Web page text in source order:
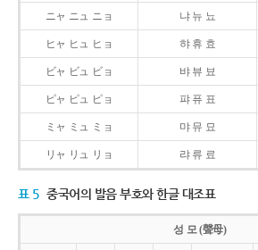
ニャ ニュ ニョ 냐 뉴 뇨
ヒャ ヒュ ヒョ 햐 휴 효
ビャ ビュ ビョ 뱌 뷰 뵤
ピャ ピュ ピョ 퍄 퓨 표
ミャ ミュ ミョ 먀 뮤 묘
リャ リュ リョ 랴 류 료
표 5 중국어의 발음 부호와 한글 대조표
성 모 (聲母)